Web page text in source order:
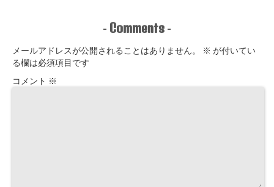
- Comments -
メールアドレスが公開されることはありません。 ※ が付いてい
る欄は必須項目です
コメント ※